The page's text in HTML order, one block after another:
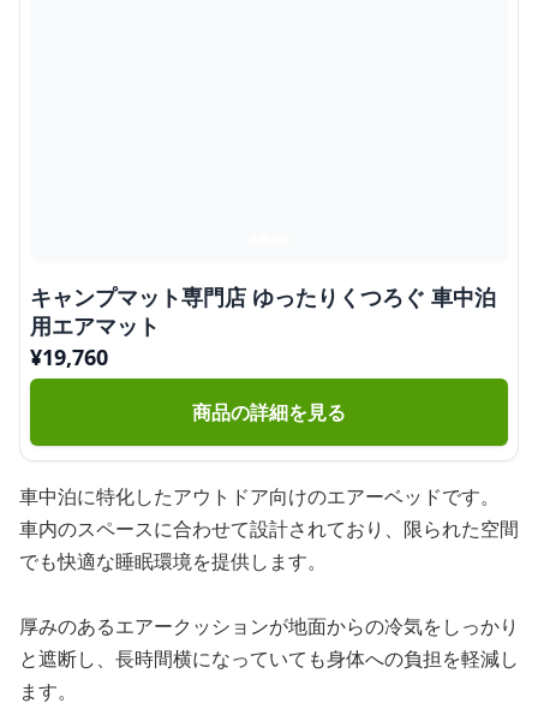
キャンプマット専門店 ゆったりくつろぐ 車中泊
用エアマット
¥19,760
商品の詳細を見る
車中泊に特化したアウトドア向けのエアーベッドです。
車内のスペースに合わせて設計されており、限られた空間
でも快適な睡眠環境を提供します。
厚みのあるエアークッションが地面からの冷気をしっかり
と遮断し、長時間横になっていても身体への負担を軽減し
ます。